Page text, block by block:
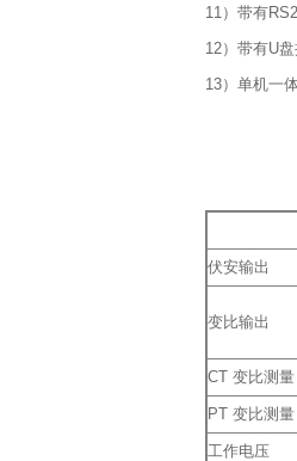
11）带有
12）带有U
13）单机一
伏安输出
变比输出
CT 变比测量
PT 变比测量
工作电压